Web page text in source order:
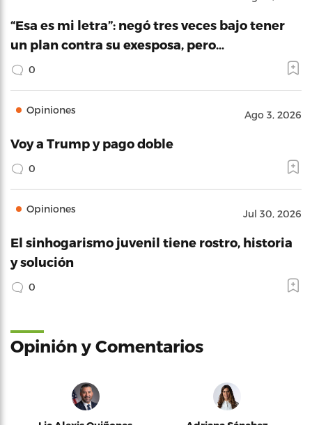
“Esa es mi letra”: negó tres veces bajo tener
un plan contra su exesposa, pero…
0
Opiniones Ago 3, 2026
Voy a Trump y pago doble
0
Opiniones Jul 30, 2026
El sinhogarismo juvenil tiene rostro, historia
y solución
0
Opinión y Comentarios